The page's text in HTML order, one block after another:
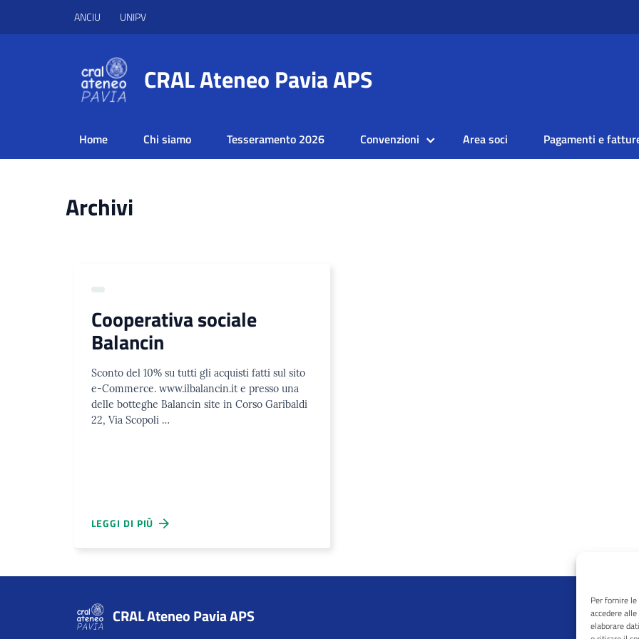
Per fornire
accedere
elaborare
ANCIU UNIPV
CRAL Ateneo Pavia APS
Home Chi siamo Tesseramento 2026 Convenzioni Area soci Pagamenti e
Archivi
Cooperativa sociale
Balancin
Sconto del 10% su tutti gli acquisti fatti sul sito
e-Commerce. www.ilbalancin.it e presso una
delle botteghe Balancin site in Corso Garibaldi
22, Via Scopoli …
LEGGI DI PIÙ
CRAL Ateneo Pavia APS